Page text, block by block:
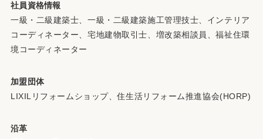
社員資格情報
一級・二級建築士、一級・二級建築施工管理技士、インテリア
コーディネーター、宅地建物取引士、増改築相談員、福祉住環
境コーディネーター
加盟団体
LIXILリフォームショップ、住生活リフォーム推進協会(HORP)
沿革